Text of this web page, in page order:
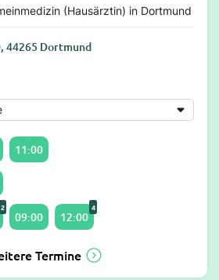
(Hausärztin) in Dortmund
44265 Dortmund
11:00
2
09:00 12:00
4
Termine